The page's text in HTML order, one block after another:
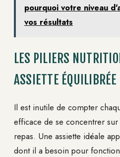
pourquoi votre niveau
vos résultats
LES PILIERS
ASSIETTE ÉQUILIBRÉE
Il est inutile de compter
efficace de se concentrer
repas. Une assiette idéale
dont il a besoin pour